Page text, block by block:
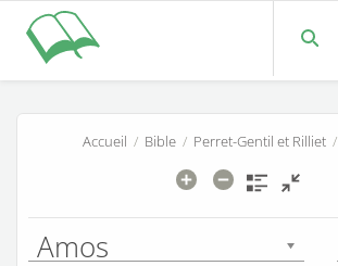
Accueil / Bible/ Perret-Gentil et Rilliet/
Amos